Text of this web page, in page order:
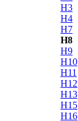
H3
H4
H7
H8
H9
H10
H11
H12
H13
H15
H16